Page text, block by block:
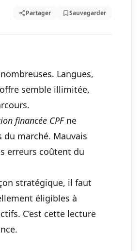
Partager Sauvegarder
Langues,
semble illimitée,
financée CPFne
marché. Mauvais
erreurs coûtent du
stratégique, il faut
éligibles à
C’est cette lecture